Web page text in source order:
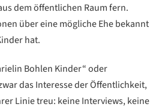
dem öffentlichen Raum fern.
über eine mögliche Ehe bekannt
hat.
Bohlen Kinder“ oder
das Interesse der Öffentlichkeit,
Linie treu: keine Interviews, keine